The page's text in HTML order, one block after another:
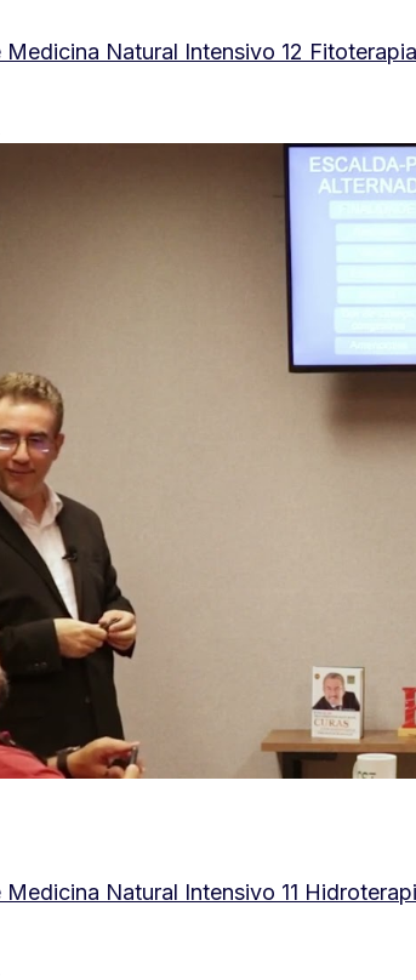
Medicina Natural Intensivo 12 Fitoterapia
Medicina Natural Intensivo 11